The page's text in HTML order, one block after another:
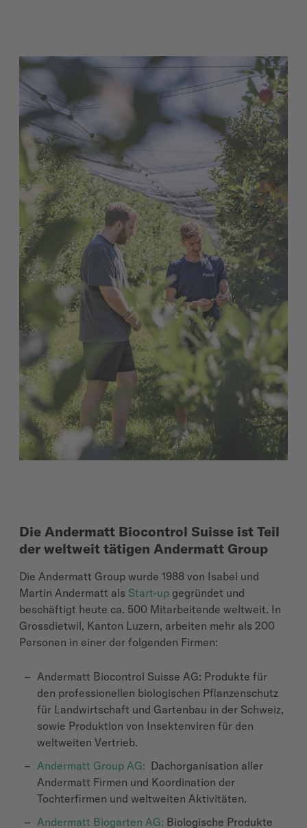
Die Andermatt Biocontrol Suisse ist Teil
der weltweit tätigen Andermatt Group
Die Andermatt Group wurde 1988 von Isabel und
Martin Andermatt als Start-up gegründet und
beschäftigt heute ca. 500 Mitarbeitende weltweit. In
Grossdietwil, Kanton Luzern, arbeiten mehr als 200
Personen in einer der folgenden Firmen:
Andermatt Biocontrol Suisse AG: Produkte für
den professionellen biologischen Pflanzenschutz
für Landwirtschaft und Gartenbau in der Schweiz,
sowie Produktion von Insektenviren für den
weltweiten Vertrieb.
Andermatt Group AG: Dachorganisation aller
Andermatt Firmen und Koordination der
Tochterfirmen und weltweiten Aktivitäten.
Andermatt Biogarten AG: Biologische Produkte